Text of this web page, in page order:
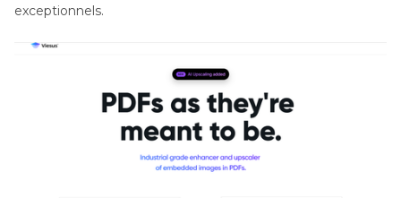
exceptionnels.